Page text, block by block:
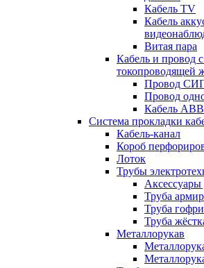
Кабель TV
Кабель
Витая пара
Кабель и провод
токопроводящей
Провод
Провод
Кабель
Система прокладки
Кабель-канал
Короб
Лоток
Трубы
Аксессуары
Труба
Труба
Труба
Металлорукав